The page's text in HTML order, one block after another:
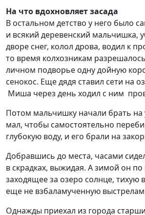
На что вдохновляет засада
В остальном детство у него было
и всякий деревенский мальчишка,
дворе снег, колол дрова, водил к
то время колхозникам
личном подворье одну дойную
сенокос. Еще дядя ставил сети на
Миша через день ходил с ним
Потом мальчишку начали брать на
мал, чтобы самостоятельно
глубокую воду, и его брали на
Добравшись до места, часами
в скрадках, выжидая. Азимой он по
заходящее за озеро солнце, тихую
еще не взбаламученную
Однажды приехал из города